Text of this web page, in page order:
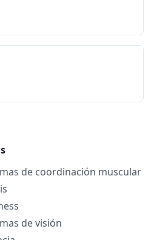
de coordinación muscular
de visión